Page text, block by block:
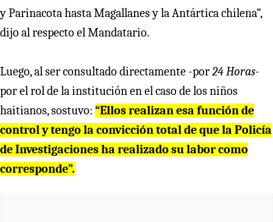
y Parinacota hasta Magallanes y la Antártica chilena”,
dijo al respecto el Mandatario.
Luego, al ser consultado directamente -por24 Horas-
por el rol de la institución en el caso de los niños
haitianos, sostuvo: “Ellos realizan esa función de
control y tengo la convicción total de que la Policía
de Investigaciones ha realizado su labor como
corresponde”.